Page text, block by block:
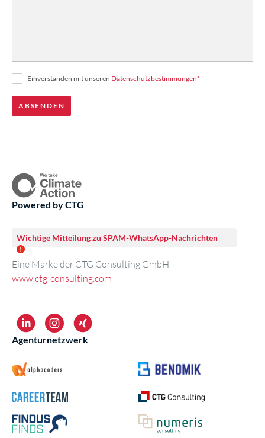
Einverstanden mit unseren Datenschutzbestimmungen*
Powered by CTG
Wichtige Mitteilung zu SPAM-WhatsApp-Nachrichten
Eine Marke der CTG Consulting GmbH
www.ctg-consulting.com
Agenturnetzwerk